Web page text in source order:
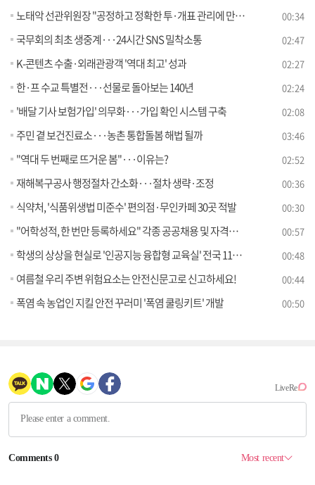
노태악 선관위원장 "공정하고 정확한 투·개표 관리에 만전" 00:34
국무회의 최초 생중계···24시간 SNS 밀착소통 02:47
K-콘텐츠 수출·외래관광객 '역대 최고' 성과 02:27
한·프 수교 특별전···선물로 돌아보는 140년 02:24
'배달 기사 보험가입' 의무화···가입 확인 시스템 구축 02:08
주민 곁 보건진료소···농촌 통합돌봄 해법 될까 03:46
"역대 두 번째로 뜨거운 봄"···이유는? 02:52
재해복구공사 행정절차 간소화···절차 생략·조정 00:36
식약처, '식품위생법 미준수' 편의점·무인카페 30곳 적발 00:30
"어학성적, 한 번만 등록하세요" 각종 공공채용 및 자격시험에서 모두 활용 가능 00:57
학생의 상상을 현실로 '인공지능 융합형 교육실' 전국 118개 학교에 조성한다 00:48
여름철 우리 주변 위험요소는 안전신문고로 신고하세요! 00:44
폭염 속 농업인 지킬 안전 꾸러미 '폭염 쿨링키트' 개발 00:50